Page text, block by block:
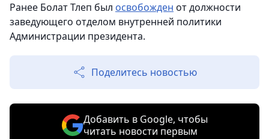
Ранее Болат Тлеп был освобожден от должности
заведующего отделом внутренней политики
Администрации президента.
Поделитесь новостью
Добавить в Google, чтобы
читать новости первым